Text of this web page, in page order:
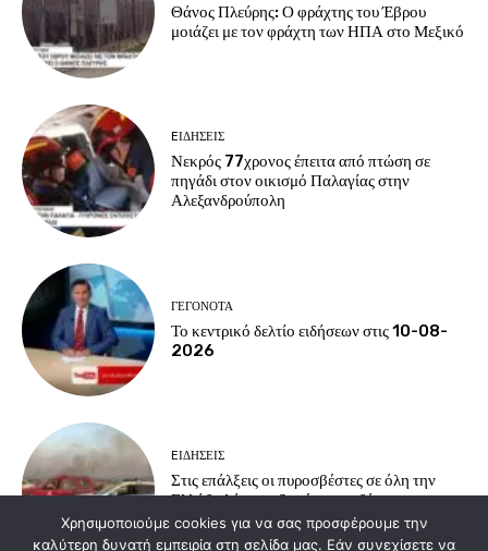
Θάνος Πλεύρης: Ο φράχτης του Έβρου
μοιάζει με τον φράχτη των ΗΠΑ στο Μεξικό
EΙΔΗΣΕΙΣ
Νεκρός 77χρονος έπειτα από πτώση σε
πηγάδι στον οικισμό Παλαγίας στην
Αλεξανδρούπολη
ΓΕΓΟΝΟΤΑ
Το κεντρικό δελτίο ειδήσεων στις 10-08-
2026
EΙΔΗΣΕΙΣ
Στις επάλξεις οι πυροσβέστες σε όλη την
Ελλάδα λόγω αυξημένου κινδύνου
εκδήλωσης πυρκαγιών
Χρησιμοποιούμε cookies για να σας προσφέρουμε την
καλύτερη δυνατή εμπειρία στη σελίδα μας. Εάν συνεχίσετε να